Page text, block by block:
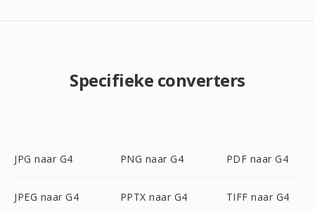
Specifieke converters
JPG naar G4 PNG naar G4 PDF naar G4
JPEG naar G4 PPTX naar G4 TIFF naar G4